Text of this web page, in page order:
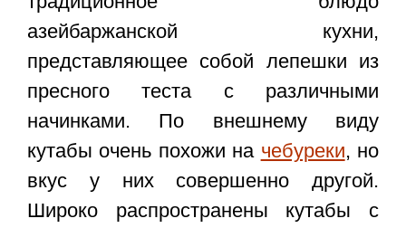
азейбаржанской кухни,
представляющее собой лепешки из
пресного теста с различными
начинками. По внешнему виду
кутабы очень похожи на чебуреки, но
вкус у них совершенно другой.
Широко распространены кутабы с